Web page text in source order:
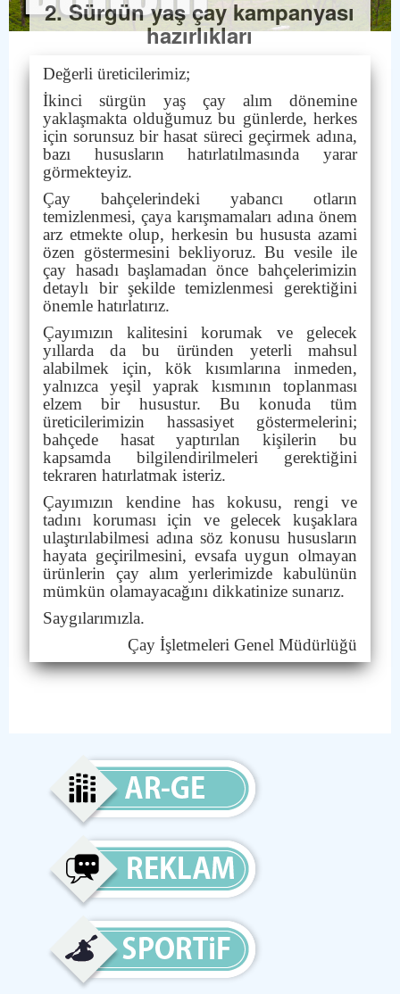
2. Sürgün yaş çay kampanyası
hazırlıkları
Değerli üreticilerimiz;
İkinci sürgün yaş çay alım dönemine
yaklaşmakta olduğumuz bu günlerde, herkes
için sorunsuz bir hasat süreci geçirmek adına,
bazı hususların hatırlatılmasında yarar
görmekteyiz.
Çay bahçelerindeki yabancı otların
temizlenmesi, çaya karışmamaları adına önem
arz etmekte olup, herkesin bu hususta azami
özen göstermesini bekliyoruz. Bu vesile ile
çay hasadı başlamadan önce bahçelerimizin
detaylı bir şekilde temizlenmesi gerektiğini
önemle hatırlatırız.
Çayımızın kalitesini korumak ve gelecek
yıllarda da bu üründen yeterli mahsul
alabilmek için, kök kısımlarına inmeden,
yalnızca yeşil yaprak kısmının toplanması
elzem bir husustur. Bu konuda tüm
üreticilerimizin hassasiyet göstermelerini;
bahçede hasat yaptırılan kişilerin bu
kapsamda bilgilendirilmeleri gerektiğini
tekraren hatırlatmak isteriz.
Çayımızın kendine has kokusu, rengi ve
tadını koruması için ve gelecek kuşaklara
ulaştırılabilmesi adına söz konusu hususların
hayata geçirilmesini, evsafa uygun olmayan
ürünlerin çay alım yerlerimizde kabulünün
mümkün olamayacağını dikkatinize sunarız.
Saygılarımızla.
Çay İşletmeleri Genel Müdürlüğü